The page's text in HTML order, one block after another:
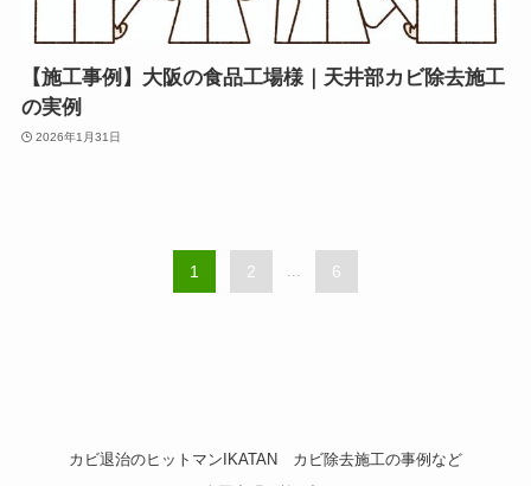
【施工事例】大阪の食品工場様｜天井部カビ除去施工
の実例
2026年1月31日
1 2 ... 6
カビ退治のヒットマンIKATAN
カビ除去施工の事例など